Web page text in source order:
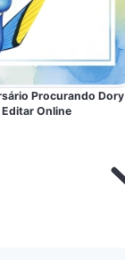
Procurando Dory
Online